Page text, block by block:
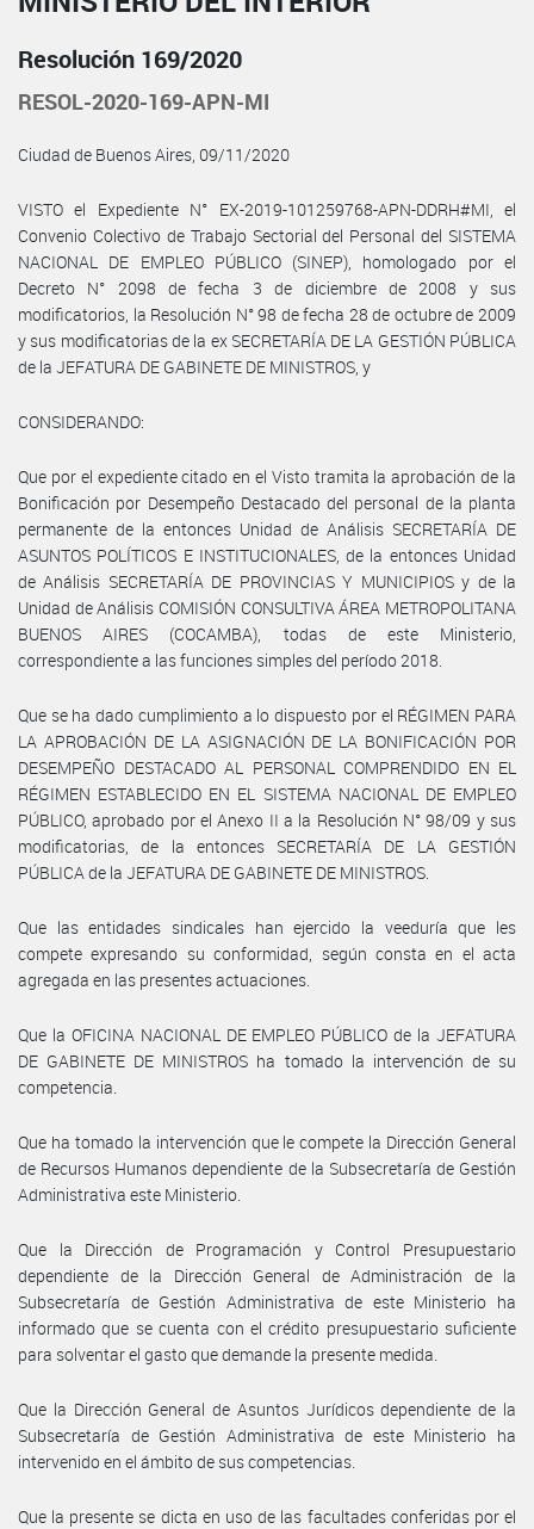
Resolución 169/2020
RESOL-2020-169-APN-MI
Ciudad de Buenos Aires, 09/11/2020
VISTO el Expediente N° EX-2019-101259768-APN-DDRH#MI, el
Convenio Colectivo de Trabajo Sectorial del Personal del SISTEMA
NACIONAL DE EMPLEO PÚBLICO (SINEP), homologado por el
Decreto N° 2098 de fecha 3 de diciembre de 2008 y sus
modificatorios, la Resolución N° 98 de fecha 28 de octubre de 2009
y sus modificatorias de la ex SECRETARÍA DE LA GESTIÓN PÚBLICA
de la JEFATURA DE GABINETE DE MINISTROS, y
CONSIDERANDO:
Que por el expediente citado en el Visto tramita la aprobación de la
Bonificación por Desempeño Destacado del personal de la planta
permanente de la entonces Unidad de Análisis SECRETARÍA DE
ASUNTOS POLÍTICOS E INSTITUCIONALES, de la entonces Unidad
de Análisis SECRETARÍA DE PROVINCIAS Y MUNICIPIOS y de la
Unidad de Análisis COMISIÓN CONSULTIVA ÁREA METROPOLITANA
BUENOS AIRES (COCAMBA), todas de este Ministerio,
correspondiente a las funciones simples del período 2018.
Que se ha dado cumplimiento a lo dispuesto por el RÉGIMEN PARA
LA APROBACIÓN DE LA ASIGNACIÓN DE LA BONIFICACIÓN POR
DESEMPEÑO DESTACADO AL PERSONAL COMPRENDIDO EN EL
RÉGIMEN ESTABLECIDO EN EL SISTEMA NACIONAL DE EMPLEO
PÚBLICO, aprobado por el Anexo II a la Resolución N° 98/09 y sus
modificatorias, de la entonces SECRETARÍA DE LA GESTIÓN
PÚBLICA de la JEFATURA DE GABINETE DE MINISTROS.
Que las entidades sindicales han ejercido la veeduría que les
compete expresando su conformidad, según consta en el acta
agregada en las presentes actuaciones.
Que la OFICINA NACIONAL DE EMPLEO PÚBLICO de la JEFATURA
DE GABINETE DE MINISTROS ha tomado la intervención de su
competencia.
Que ha tomado la intervención que le compete la Dirección General
de Recursos Humanos dependiente de la Subsecretaría de Gestión
Administrativa este Ministerio.
Que la Dirección de Programación y Control Presupuestario
dependiente de la Dirección General de Administración de la
Subsecretaría de Gestión Administrativa de este Ministerio ha
informado que se cuenta con el crédito presupuestario suficiente
para solventar el gasto que demande la presente medida.
Que la Dirección General de Asuntos Jurídicos dependiente de la
Subsecretaría de Gestión Administrativa de este Ministerio ha
intervenido en el ámbito de sus competencias.
Que la presente se dicta en uso de las facultades conferidas por el